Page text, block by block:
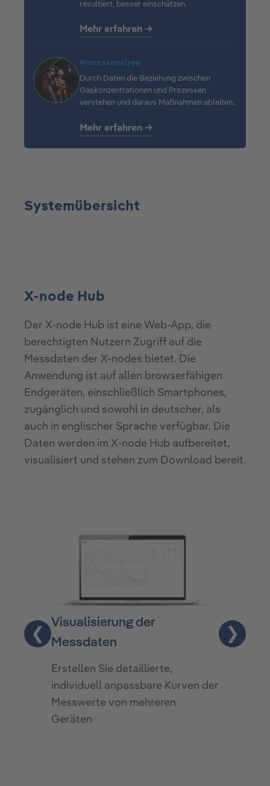
resultiert, besser einschätzen.
Mehr erfahren →
Prozessanalyse
Durch Daten die Beziehung zwischen
Gaskonzentrationen und Prozessen
verstehen und daraus Maßnahmen ableiten.
Mehr erfahren →
Systemübersicht
X-node Hub
Der X-node Hub ist eine Web-App, die
berechtigten Nutzern Zugriff auf die
Messdaten der X-nodes bietet. Die
Anwendung ist auf allen browserfähigen
Endgeräten, einschließlich Smartphones,
zugänglich und sowohl in deutscher, als
auch in englischer Sprache verfügbar. Die
Daten werden im X-node Hub aufbereitet,
visualisiert und stehen zum Download bereit.
❮
Visualisierung der
Messdaten
Erstellen Sie detaillierte,
individuell anpassbare Kurven der
Messwerte von mehreren
Geräten
Eine
❯